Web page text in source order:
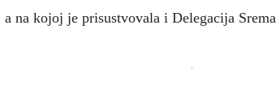
na kojoj je prisustvovala i Delegacija